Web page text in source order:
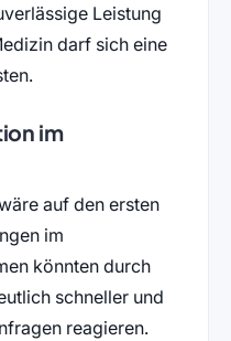
Leistung
darf sich eine
im
auf den ersten
im
könnten durch
schneller und
reagieren.